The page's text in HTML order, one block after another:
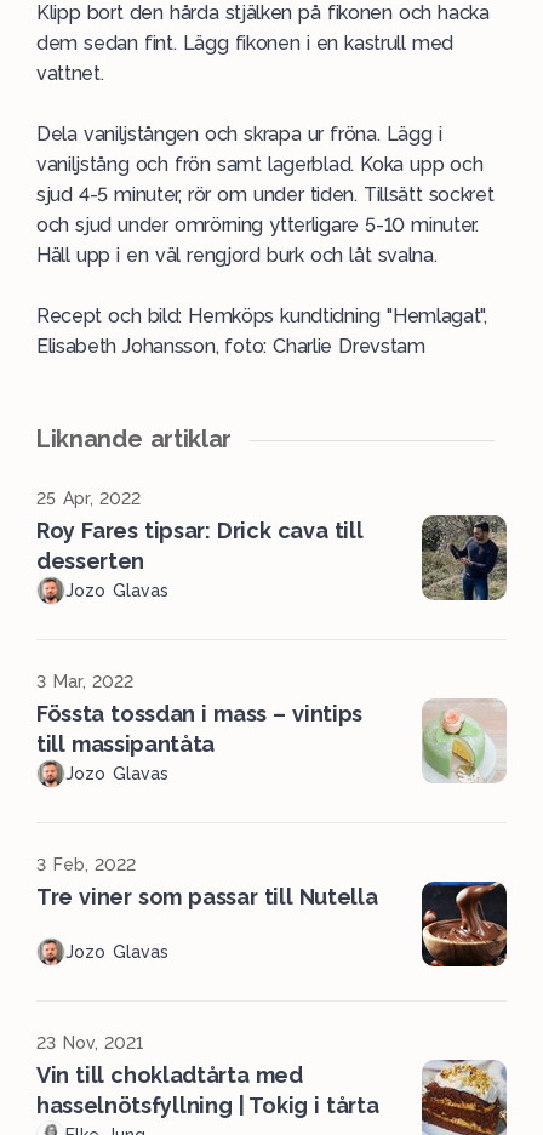
Klipp bort den hårda stjälken på fikonen och hacka
dem sedan fint. Lägg fikonen i en kastrull med
vattnet.
Dela vaniljstången och skrapa ur fröna. Lägg i
vaniljstång och frön samt lagerblad. Koka upp och
sjud 4-5 minuter, rör om under tiden. Tillsätt sockret
och sjud under omrörning ytterligare 5-10 minuter.
Häll upp i en väl rengjord burk och låt svalna.
Recept och bild: Hemköps kundtidning "Hemlagat",
Elisabeth Johansson, foto: Charlie Drevstam
Liknande artiklar
25 Apr, 2022
Roy Fares tipsar: Drick cava till
desserten
Jozo Glavas
3 Mar, 2022
Fössta tossdan i mass – vintips
till massipantåta
Jozo Glavas
3 Feb, 2022
Tre viner som passar till Nutella
Jozo Glavas
23 Nov, 2021
Vin till chokladtårta med
hasselnötsfyllning | Tokig i tårta